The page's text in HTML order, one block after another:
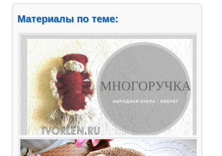
Материалы по теме: